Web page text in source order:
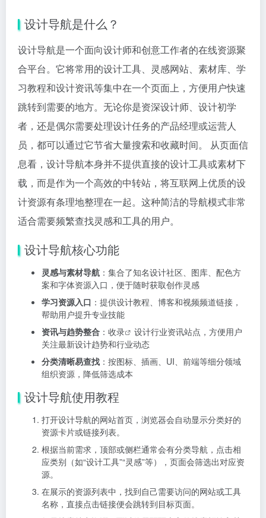
设计导航是什么？
设计导航是一个面向设计师和创意工作者的在线资源聚
合平台。它将常用的设计工具、灵感网站、素材库、学
习教程和设计资讯等集中在一个页面上，方便用户快速
跳转到需要的地方。无论你是资深设计师、设计初学
者，还是偶尔需要处理设计任务的产品经理或运营人
员，都可以通过它节省大量搜索和收藏时间。 从页面信
息看，设计导航本身并不提供直接的设计工具或素材下
载，而是作为一个高效的中转站，将互联网上优质的设
计资源有条理地整理在一起。这种简洁的导航模式非常
适合需要频繁查找灵感和工具的用户。
设计导航核心功能
灵感与素材导航 ：集合了知名设计社区、图库、配色方
案和字体资源入口，便于随时获取创作灵感
学习资源入口 ：提供设计教程、博客和视频频道链接，
帮助用户提升专业技能
资讯与趋势整合 ： 收录
设计行业资讯站点，方便用户
关注最新设计趋势和行业动态
分类清晰易查找 ：按图标、插画、UI、前端等细分领域
组织资源，降低筛选成本
设计导航使用教程
打开设计导航的网站首页，浏览器会自动显示分类好的
资源卡片或链接列表。
根据当前需求，顶部或侧栏通常会有分类导航，点击相
应类别（如“设计工具”“灵感”等），页面会筛选出对应资
源。
在展示的资源列表中，找到自己需要访问的网站或工具
名称，直接点击链接便会跳转到目标页面。